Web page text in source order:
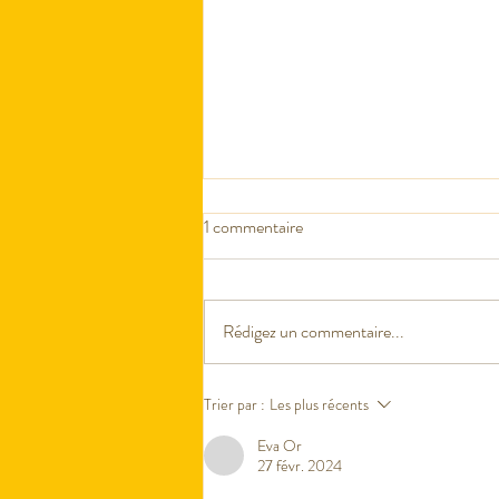
MORNING ROUTINE
1 commentaire
Rédigez un commentaire...
Trier par : Les plus récents
Eva Or
27 févr. 2024